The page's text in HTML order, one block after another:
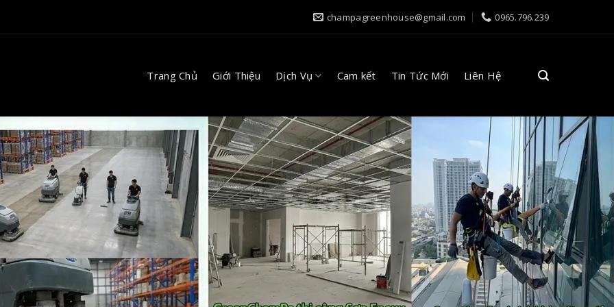
champagreenhouse@gmail.com 0965.796.239
Trang Chủ Giới Thiệu Dịch Vụ Cam kết Tin Tức Mới Liên Hệ